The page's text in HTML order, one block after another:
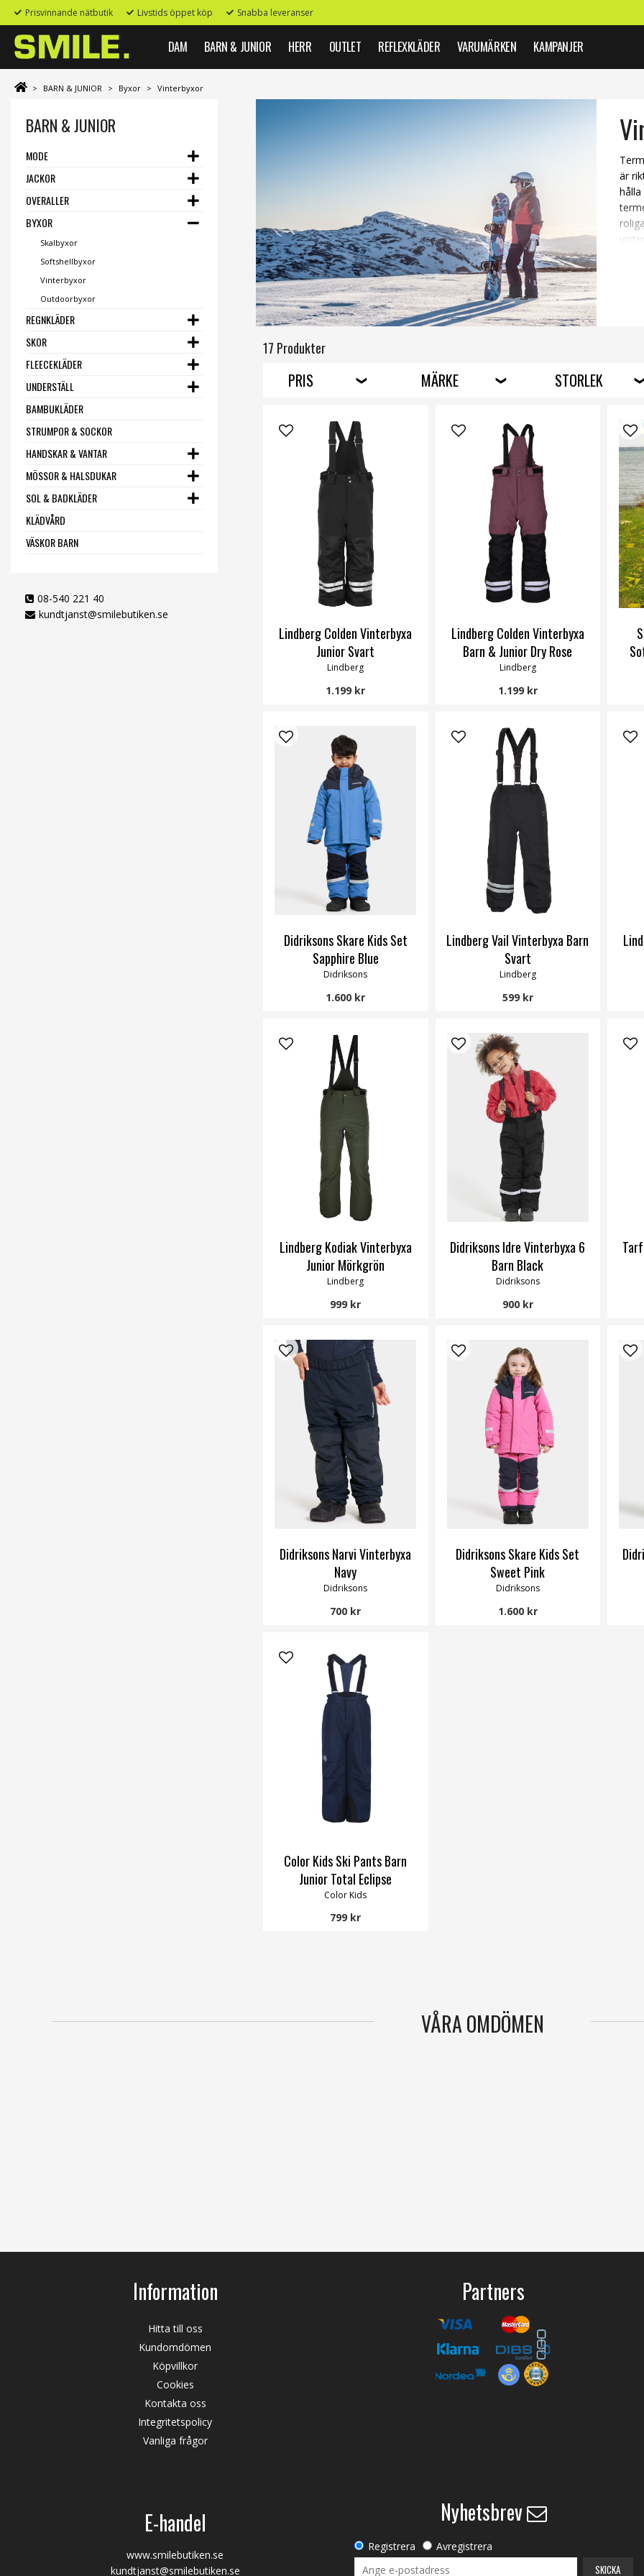
Prisvinnande nätbutik Livstids öppet köp Snabba leveranser
DAM BARN & JUNIOR HERR OUTLET REFLEXKLÄDER VARUMÄRKEN KAMPANJER
> BARN & JUNIOR > Byxor > Vinterbyxor
BARN & JUNIOR
MODE
JACKOR
OVERALLER
BYXOR
Skalbyxor
Softshellbyxor
Vinterbyxor
Outdoorbyxor
REGNKLÄDER
SKOR
FLEECEKLÄDER
UNDERSTÄLL
BAMBUKLÄDER
STRUMPOR & SOCKOR
HANDSKAR & VANTAR
MÖSSOR & HALSDUKAR
SOL & BADKLÄDER
KLÄDVÅRD
VÄSKOR BARN
08-540 221 40
kundtjanst@smilebutiken.se
är
Köp
17 Produkter
PRIS MÄRKE STORLEK
Lindberg Colden Vinterbyxa
Junior Svart
Lindberg
1.199 kr
Lindberg Colden Vinterbyxa
Barn & Junior Dry Rose
Lindberg
1.199 kr
Didriksons Skare Kids Set
Sapphire Blue
Didriksons
1.600 kr
Lindberg Vail Vinterbyxa Barn
Svart
Lindberg
599 kr
Lindberg Kodiak Vinterbyxa
Junior Mörkgrön
Lindberg
999 kr
Didriksons Idre Vinterbyxa 6
Barn Black
Didriksons
900 kr
Didriksons Narvi Vinterbyxa
Navy
Didriksons
700 kr
Didriksons Skare Kids Set
Sweet Pink
Didriksons
1.600 kr
Color Kids Ski Pants Barn
Junior Total Eclipse
Color Kids
799 kr
VÅRA OMDÖMEN
Information
Hitta till oss
Kundomdömen
Köpvillkor
Cookies
Kontakta oss
Integritetspolicy
Vanliga frågor
Partners
E-handel
www.smilebutiken.se
kundtjanst@smilebutiken.se
Nyhetsbrev
Registrera Avregistrera
SKICKA